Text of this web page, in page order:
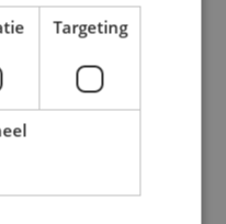
Targeting